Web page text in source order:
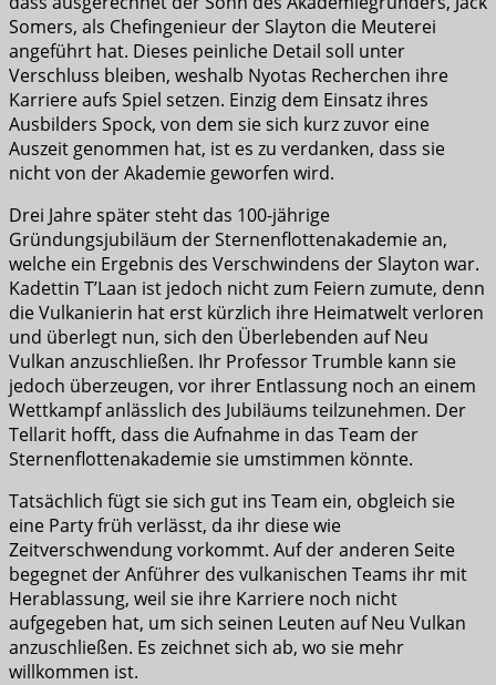
Somers, als Chefingenieur der Slayton die Meuterei
angeführt hat. Dieses peinliche Detail soll unter
Verschluss bleiben, weshalb Nyotas Recherchen ihre
Karriere aufs Spiel setzen. Einzig dem Einsatz ihres
Ausbilders Spock, von dem sie sich kurz zuvor eine
Auszeit genommen hat, ist es zu verdanken, dass sie
nicht von der Akademie geworfen wird.
Drei Jahre später steht das 100-jährige
Gründungsjubiläum der Sternenflottenakademie an,
welche ein Ergebnis des Verschwindens der Slayton war.
Kadettin T’Laan ist jedoch nicht zum Feiern zumute, denn
die Vulkanierin hat erst kürzlich ihre Heimatwelt verloren
und überlegt nun, sich den Überlebenden auf Neu
Vulkan anzuschließen. Ihr Professor Trumble kann sie
jedoch überzeugen, vor ihrer Entlassung noch an einem
Wettkampf anlässlich des Jubiläums teilzunehmen. Der
Tellarit hofft, dass die Aufnahme in das Team der
Sternenflottenakademie sie umstimmen könnte.
Tatsächlich fügt sie sich gut ins Team ein, obgleich sie
eine Party früh verlässt, da ihr diese wie
Zeitverschwendung vorkommt. Auf der anderen Seite
begegnet der Anführer des vulkanischen Teams ihr mit
Herablassung, weil sie ihre Karriere noch nicht
aufgegeben hat, um sich seinen Leuten auf Neu Vulkan
anzuschließen. Es zeichnet sich ab, wo sie mehr
willkommen ist.